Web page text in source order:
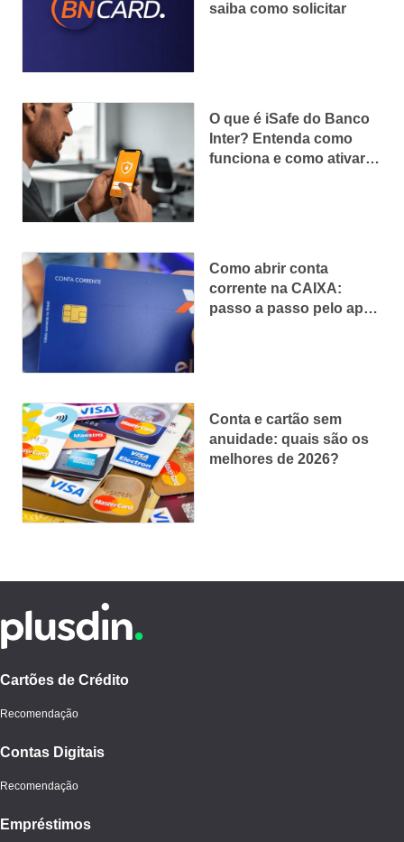
saiba como solicitar
O que é iSafe do Banco
Inter? Entenda como
funciona e como ativar o
Como abrir conta
corrente na CAIXA:
passo a passo pelo app
Conta e cartão sem
anuidade: quais são os
melhores de 2026?
Cartões de Crédito
Recomendação
Contas Digitais
Recomendação
Empréstimos